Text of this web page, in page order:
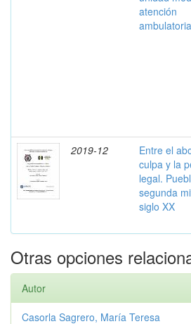
atención
ambulatoria
2019-12
Entre el
culpa y la
legal.
segunda
siglo XX
Otras opciones
Autor
Casorla Sagrero, María Teresa